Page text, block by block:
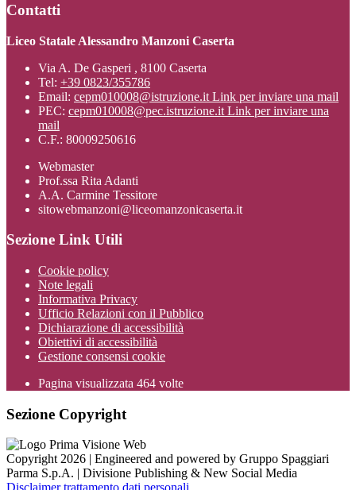
Contatti
Liceo Statale Alessandro Manzoni Caserta
Via A. De Gasperi , 8100 Caserta
Tel: +39 0823/355786
Email: cepm010008@istruzione.it Link per inviare una mail
PEC: cepm010008@pec.istruzione.it Link per inviare una
mail
C.F.: 80009250616
Webmaster
Prof.ssa Rita Adanti
A.A. Carmine Tessitore
sitowebmanzoni@liceomanzonicaserta.it
Sezione Link Utili
Cookie policy
Note legali
Informativa Privacy
Ufficio Relazioni con il Pubblico
Dichiarazione di accessibilità
Obiettivi di accessibilità
Gestione consensi cookie
Pagina visualizzata 464 volte
Sezione Copyright
Copyright 2026 | Engineered and powered by Gruppo Spaggiari
Parma S.p.A. | Divisione Publishing & New Social Media